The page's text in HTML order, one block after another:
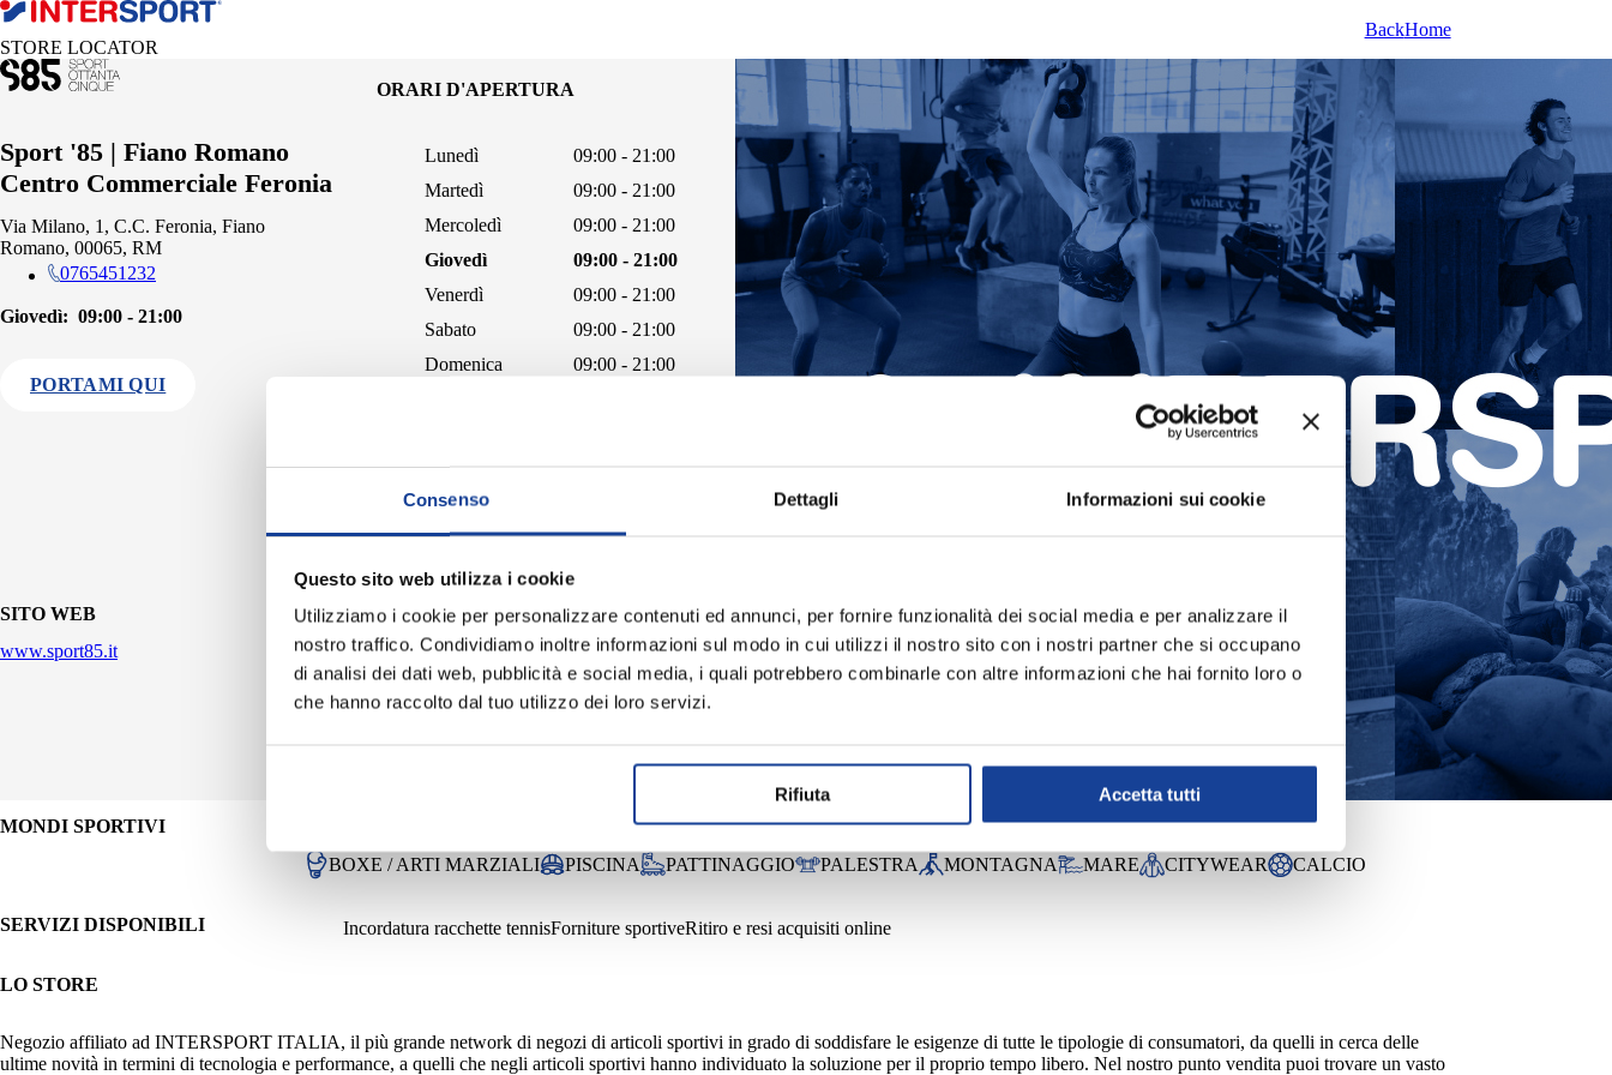
Consenso Dettagli Informazioni sui cookie
Questo sito web utilizza i cookie
Utilizziamo i cookie per personalizzare contenuti ed annunci, per fornire funzionalità dei social media e per analizzare il
nostro traffico. Condividiamo inoltre informazioni sul modo in cui utilizzi il nostro sito con i nostri partner che si occupano
di analisi dei dati web, pubblicità e social media, i quali potrebbero combinarle con altre informazioni che hai fornito loro o
che hanno raccolto dal tuo utilizzo dei loro servizi.
Rifiuta Accetta tutti
BackHome
STORE LOCATOR
Sport '85 | Fiano Romano
Centro Commerciale Feronia
Via Milano, 1, C.C. Feronia, Fiano
Romano, 00065, RM
0765451232
Giovedì: 09:00 - 21:00
PORTAMI QUI
ORARI D'APERTURA
Lunedì
09:00 - 21:00
Martedì
09:00 - 21:00
Mercoledì
09:00 - 21:00
Giovedì
09:00 - 21:00
Venerdì
09:00 - 21:00
Sabato
09:00 - 21:00
Domenica
09:00 - 21:00
SITO WEB
www.sport85.it
MONDI SPORTIVI
BOXE / ARTI MARZIALI
PISCINA PATTINAGGIO PALESTRA MONTAGNA MARE CITYWEAR CALCIO
SERVIZI DISPONIBILI Incordatura racchette tennisForniture sportiveRitiro e resi acquisiti online
LO STORE
Negozio affiliato ad INTERSPORT ITALIA, il più grande network di negozi di articoli sportivi in grado di soddisfare le esigenze di tutte le tipologie di consumatori, da quelli in cerca delle
ultime novità in termini di tecnologia e performance, a quelli che negli articoli sportivi hanno individuato la soluzione per il proprio tempo libero. Nel nostro punto vendita puoi trovare un vasto